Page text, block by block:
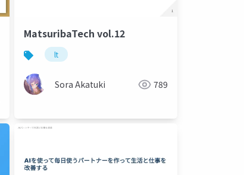
MatsuribaTech vol.12
lt
Sora Akatuki 789